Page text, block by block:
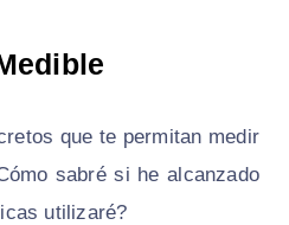
que te permitan medir
sabré si he alcanzado
utilizaré?